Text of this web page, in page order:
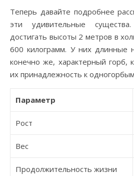
Теперь давайте подробнее
эти удивительные
достигать высоты 2 метров в
600 килограмм. У них длинные
конечно же, характерный горб,
их принадлежность к
Параметр
Рост
Вес
Продолжительность жизни